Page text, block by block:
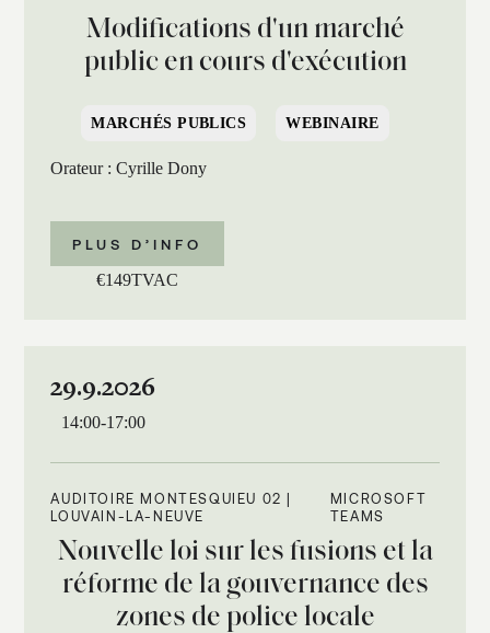
Modifications d'un marché
public en cours d'exécution
MARCHÉS PUBLICS WEBINAIRE
Orateur : Cyrille Dony
PLUS D’INFO
€149TVAC
29.9.2026
14:00-17:00
AUDITOIRE MONTESQUIEU 02 |
LOUVAIN-LA-NEUVE
MICROSOFT
TEAMS
Nouvelle loi sur les fusions et la
réforme de la gouvernance des
zones de police locale